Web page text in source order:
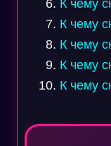
К чему
К чему
К чему
К чему
К чему
Навигация